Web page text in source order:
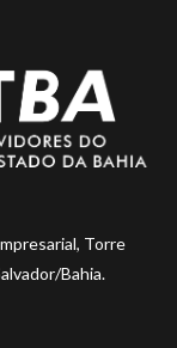
Torre
Bahia.